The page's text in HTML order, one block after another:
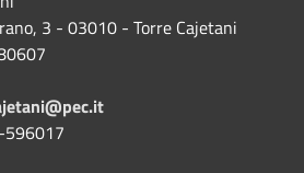
3 - 03010 - Torre Cajetani
596017